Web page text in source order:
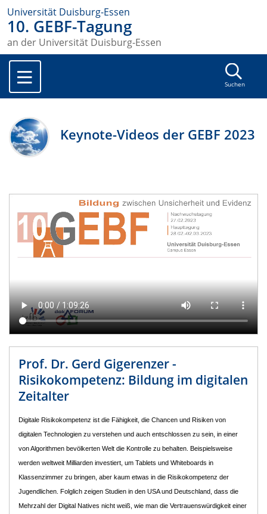
Universität Duisburg-Essen
10. GEBF-Tagung
an der Universität Duisburg-Essen
Suchen
Keynote-Videos der GEBF 2023
Prof. Dr. Gerd Gigerenzer -
Risikokompetenz: Bildung im digitalen
Zeitalter
Digitale Risikokompetenz ist die Fähigkeit, die Chancen und Risiken von
digitalen Technologien zu verstehen und auch entschlossen zu sein, in einer
von Algorithmen bevölkerten Welt die Kontrolle zu behalten. Beispielsweise
werden weltweit Milliarden investiert, um Tablets und Whiteboards in
Klassenzimmer zu bringen, aber kaum etwas in die Risikokompetenz der
Jugendlichen. Folglich zeigen Studien in den USA und Deutschland, dass die
Mehrzahl der Digital Natives nicht weiß, wie man die Vertrauenswürdigkeit einer